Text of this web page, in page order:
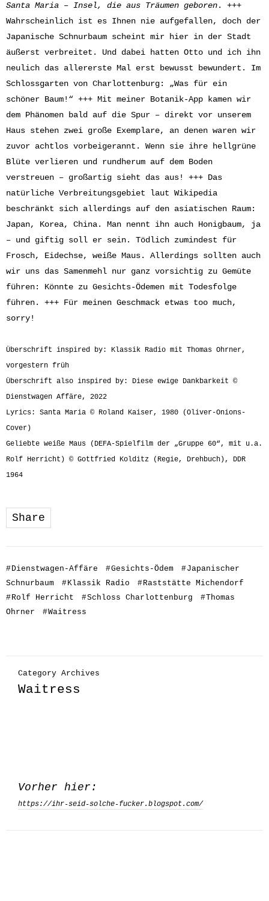
Santa Maria – Insel, die aus Träumen geboren. +++
Wahrscheinlich ist es Ihnen nie aufgefallen, doch der
Japanische Schnurbaum scheint mir hier in der Stadt
äußerst verbreitet. Und dabei hatten Otto und ich ihn
neulich das allererste Mal erst bewusst bewundert. Im
Schlossgarten von Charlottenburg: „Was für ein
schöner Baum!“ +++ Mit meiner Botanik-App kamen wir
dem Phänomen bald auf die Spur – direkt vor unserem
Haus stehen zwei große Exemplare, an denen waren wir
zuvor achtlos vorbeigerannt. Wenn sie ihre hellgrüne
Blüte verlieren und rundherum auf dem Boden
verstreuen – großartig sieht das aus! +++ Das
natürliche Verbreitungsgebiet laut Wikipedia
beschränkt sich allerdings auf den asiatischen Raum:
Japan, Korea, China. Man nennt ihn auch Honigbaum, ja
– und giftig soll er sein. Tödlich zumindest für
Frosch, Eidechse, weiße Maus. Allerdings sollten auch
wir uns das Samenmehl nur ganz vorsichtig zu Gemüte
führen: Könnte zu Gesichts-Ödemen mit Todesfolge
führen. +++ Für meinen Geschmack etwas too much,
sorry!
Überschrift inspired by: Klassik Radio mit Thomas Ohrner,
vorgestern früh
Überschrift also inspired by: Diese ewige Dankbarkeit ©
Dienstwagen Affäre, 2022
Lyrics: Santa Maria © Roland Kaiser, 1980 (Oliver-Onions-
Cover)
Geliebte weiße Maus (DEFA-Spielfilm der „Gruppe 60“, mit u.a.
Rolf Herricht) © Gottfried Kolditz (Regie, Drehbuch), DDR
1964
Share
#Dienstwagen-Affäre #Gesichts-Ödem #Japanischer
Schnurbaum
#Klassik Radio #Raststätte Michendorf
#Rolf Herricht #Schloss Charlottenburg #Thomas
Ohrner
#Waitress
Category Archives
Waitress
Vorher hier:
https://ihr-seid-solche-fucker.blogspot.com/